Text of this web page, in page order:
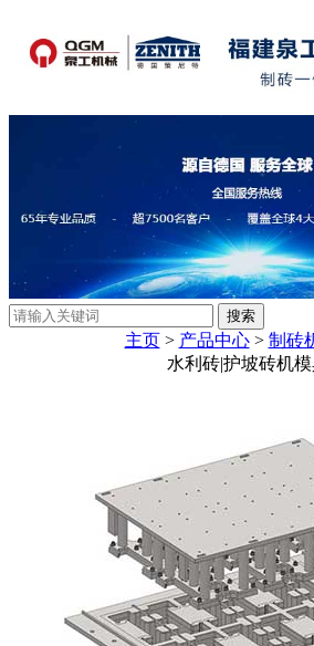
主页> 产品中心> 制砖
水利砖|护坡砖机